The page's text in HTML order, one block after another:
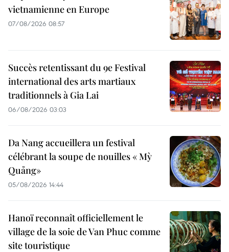
vietnamienne en Europe
07/08/2026 08:57
Succès retentissant du 9e Festival
international des arts martiaux
traditionnels à Gia Lai
06/08/2026 03:03
Da Nang accueillera un festival
célébrant la soupe de nouilles « Mỳ
Quảng»
05/08/2026 14:44
Hanoï reconnaît officiellement le
village de la soie de Van Phuc comme
site touristique